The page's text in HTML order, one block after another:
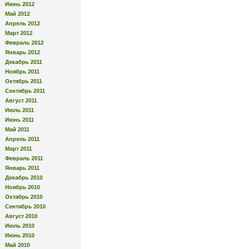
Июнь 2012
Май 2012
Апрель 2012
Март 2012
Февраль 2012
Январь 2012
Декабрь 2011
Ноябрь 2011
Октябрь 2011
Сентябрь 2011
Август 2011
Июль 2011
Июнь 2011
Май 2011
Апрель 2011
Март 2011
Февраль 2011
Январь 2011
Декабрь 2010
Ноябрь 2010
Октябрь 2010
Сентябрь 2010
Август 2010
Июль 2010
Июнь 2010
Май 2010